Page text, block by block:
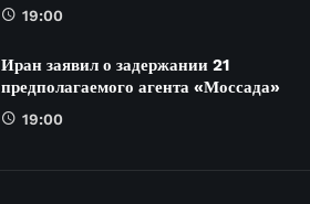
19:00
Иран заявил о задержании 21
предполагаемого агента «Моссада»
19:00